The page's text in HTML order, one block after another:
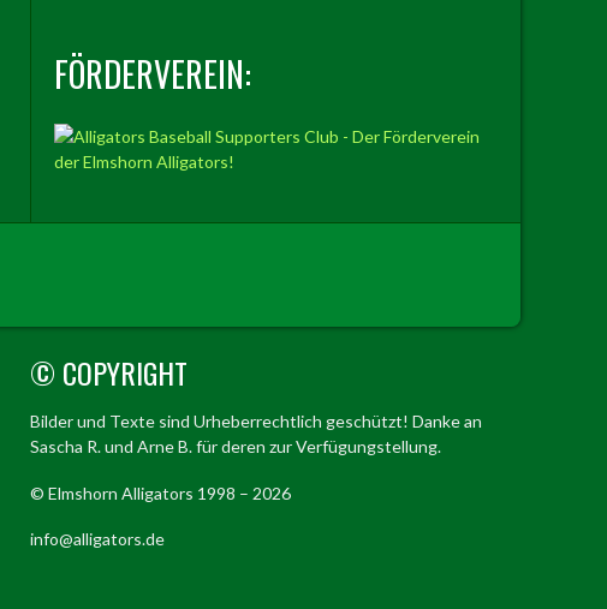
FÖRDERVEREIN:
© COPYRIGHT
Bilder und Texte sind Urheberrechtlich geschützt! Danke an
Sascha R. und Arne B. für deren zur Verfügungstellung.
© Elmshorn Alligators 1998 – 2026
info@alligators.de